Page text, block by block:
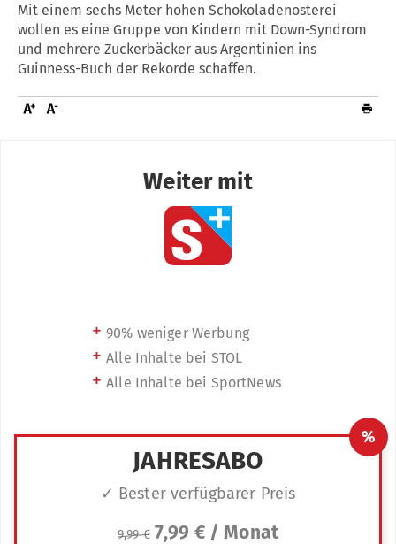
Mit einem sechs Meter hohen Schokoladenosterei
wollen es eine Gruppe von Kindern mit Down-Syndrom
und mehrere Zuckerbäcker aus Argentinien ins
Guinness-Buch der Rekorde schaffen.